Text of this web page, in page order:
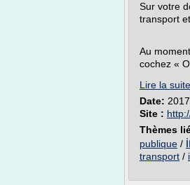
Sur votre
transport
Au
cochez «
Lire la suite
Date:
Site :
Thèmes
publique /
transport /